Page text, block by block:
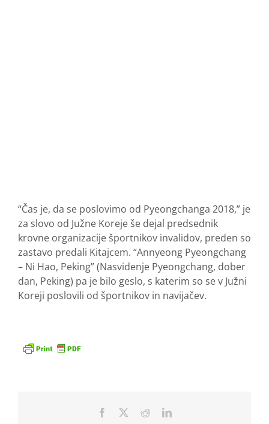
“Čas je, da se poslovimo od Pyeongchanga 2018,” je
za slovo od Južne Koreje še dejal predsednik
krovne organizacije športnikov invalidov, preden so
zastavo predali Kitajcem. “Annyeong Pyeongchang
– Ni Hao, Peking” (Nasvidenje Pyeongchang, dober
dan, Peking) pa je bilo geslo, s katerim so se v Južni
Koreji poslovili od športnikov in navijačev.
Facebook RedditLinkedIn